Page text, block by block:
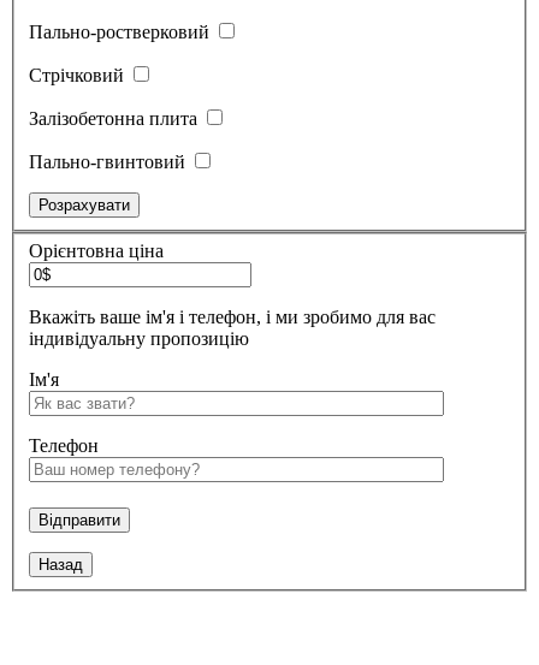
Пально-ростверковий
Стрічковий
Залізобетонна плита
Пально-гвинтовий
Орієнтовна ціна
Вкажіть ваше ім'я і телефон, і ми зробимо для вас
індивідуальну пропозицію
Ім'я
Телефон